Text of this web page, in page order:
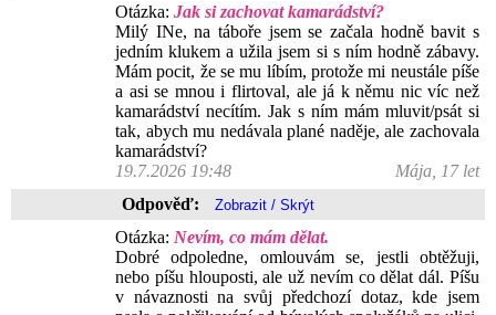
Otázka: Jak si zachovat kamarádství?
Milý INe, na táboře jsem se začala hodně bavit s
jedním klukem a užila jsem si s ním hodně zábavy.
Mám pocit, že se mu líbím, protože mi neustále píše
a asi se mnou i flirtoval, ale já k němu nic víc než
kamarádství necítím. Jak s ním mám mluvit/psát si
tak, abych mu nedávala plané naděje, ale zachovala
kamarádství?
19.7.2026 19:48
Mája, 17 let
Odpověď:
Otázka: Nevím, co mám dělat.
Dobré odpoledne, omlouvám se, jestli obtěžuji,
nebo píšu hlouposti, ale už nevím co dělat dál. Píšu
v návaznosti na svůj předchozí dotaz, kde jsem